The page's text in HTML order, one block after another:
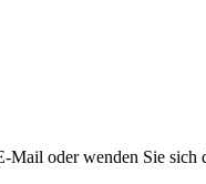
Mail oder wenden Sie